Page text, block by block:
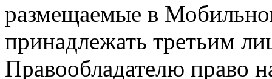
размещаемые в
принадлежать третьим
Правообладателю право